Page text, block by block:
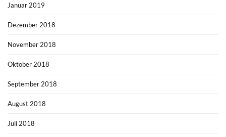
Januar 2019
Dezember 2018
November 2018
Oktober 2018
September 2018
August 2018
Juli 2018